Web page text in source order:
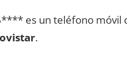
es un teléfono móvil
.